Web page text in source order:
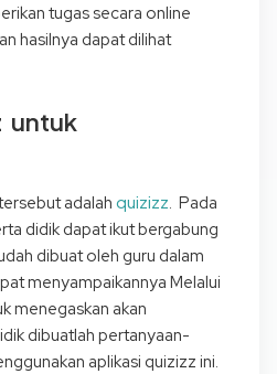
tugas secara online
hasilnya dapat dilihat
untuk
adalah quizizz. Pada
didik dapat ikut bergabung
dibuat oleh guru dalam
menyampaikannya Melalui
menegaskan akan
dibuatlah pertanyaan-
aplikasi quizizz ini.